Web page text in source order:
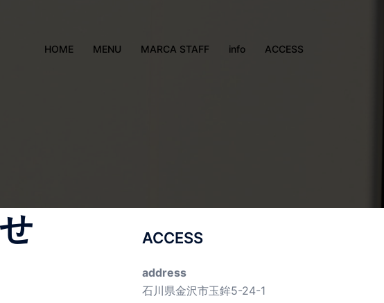
HOME MENU MARCA STAFF info ACCESS
ACCESS
address
石川県金沢市玉鉾5-24-1